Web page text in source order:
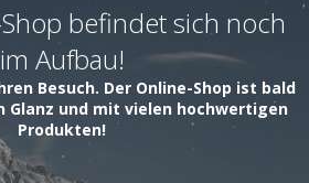
befindet sich noch
im Aufbau!
Besuch. Der Online-Shop ist bald
Glanz und mit vielen hochwertigen
Produkten!